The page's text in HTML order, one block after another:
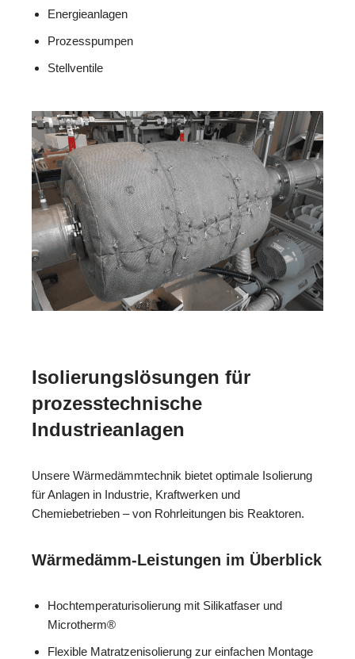
Energieanlagen
Prozesspumpen
Stellventile
Isolierungslösungen für
prozesstechnische
Industrieanlagen
Unsere Wärmedämmtechnik bietet optimale Isolierung
für Anlagen in Industrie, Kraftwerken und
Chemiebetrieben – von Rohrleitungen bis Reaktoren.
Wärmedämm-Leistungen im Überblick
Hochtemperaturisolierung mit Silikatfaser und
Microtherm®
Flexible Matratzenisolierung zur einfachen Montage